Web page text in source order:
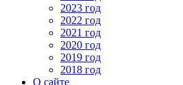
2023 год
2022 год
2021 год
2020 год
2019 год
2018 год
О сайте